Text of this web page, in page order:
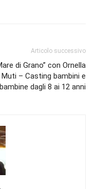
Articolo successivo
di Grano” con Ornella
Muti – Casting bambini e
bambine dagli 8 ai 12 anni